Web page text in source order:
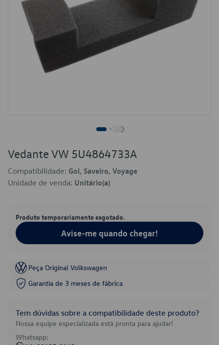
Vedante VW 5U4864733A
Compatibilidade: Gol, Saveiro, Voyage
Unidade de venda: Unitário(a)
Produto temporariamente esgotado.
Avise-me quando chegar!
Peça Original Volkswagen
Garantia de 3 meses de fábrica
Tem dúvidas sobre a compatibilidade deste produto?
Nossa equipe especializada está pronta para ajudar!
Whatsapp: